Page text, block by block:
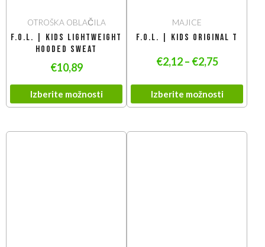
OTROŠKA OBLAČILA
F.O.L. | Kids Lightweight
Hooded Sweat
€10,89
Izberite možnosti
MAJICE
F.O.L. | Kids Original T
€2,12– €2,75
Izberite možnosti